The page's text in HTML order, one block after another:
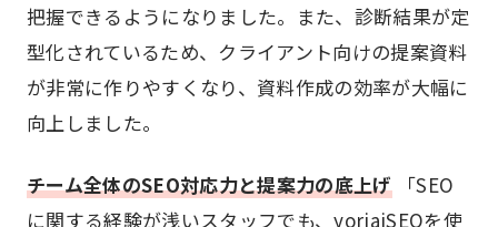
把握できるようになりました。また、診断結果が定
型化されているため、クライアント向けの提案資料
が非常に作りやすくなり、資料作成の効率が大幅に
向上しました。
チーム全体のSEO対応力と提案力の底上げ「SEO
に関する経験が浅いスタッフでも、yoriaiSEOを使